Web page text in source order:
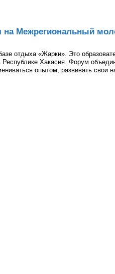
на Межрегиональный
отдыха «Жарки». Это
Хакасия. Форум
опытом, развивать свои